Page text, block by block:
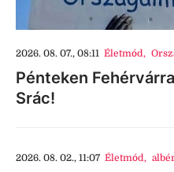
2026. 08. 07., 08:11 Életmód,
Pénteken
Srác!
2026. 08. 02., 11:07 Életmód,